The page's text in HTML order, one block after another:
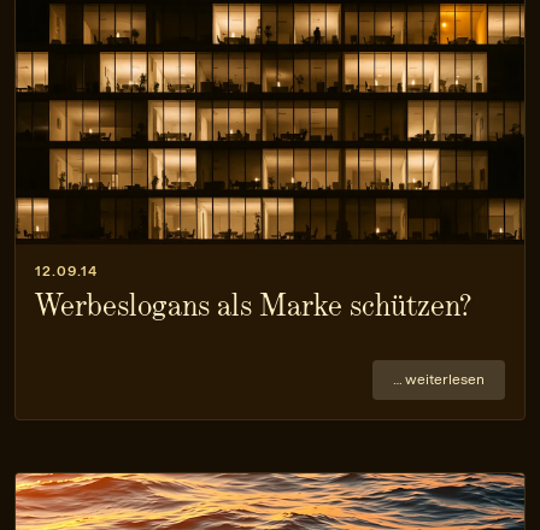
12.09.14
Werbeslogans als Marke schützen?
… weiterlesen